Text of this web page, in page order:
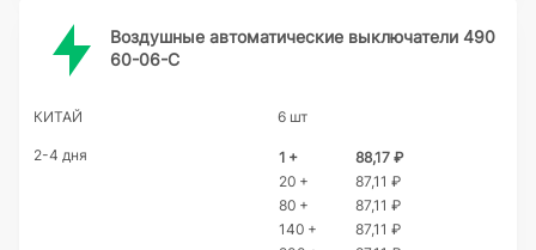
Воздушные автоматические выключатели 490
60-06-C
КИТАЙ 6 шт
2-4 дня 1 +
88,17 ₽
20 +
87,11 ₽
80 +
87,11 ₽
140 +
87,11 ₽